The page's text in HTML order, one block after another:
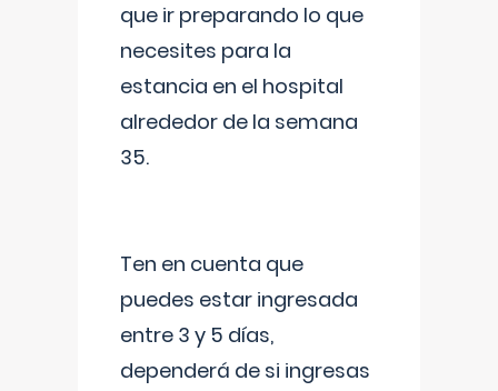
que ir preparando lo que
necesites para la
estancia en el hospital
alrededor de la semana
35.
Ten en cuenta que
puedes estar ingresada
entre 3 y 5 días,
dependerá de si ingresas